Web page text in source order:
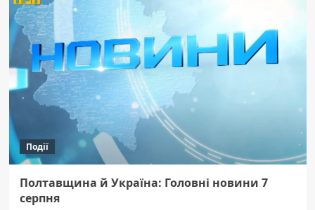
Події
Полтавщина й Україна: Головні новини 7
серпня